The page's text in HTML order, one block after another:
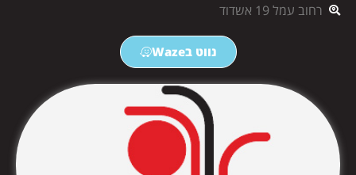
רחוב עמל 19 אשדוד
נווט בWaze